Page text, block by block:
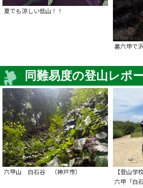
夏でも涼しい低山！！
裏六甲で
同難易度の登山レポ
六甲山 白石谷 （神戸市）
【登山
六甲「白